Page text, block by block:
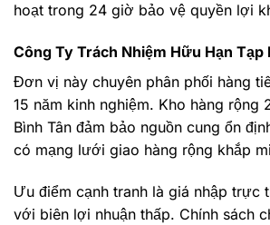
hoạt trong 24 giờ bảo vệ quyền lợi
Công Ty Trách Nhiệm Hữu Hạn Tạp
Đơn vị này chuyên phân phối hàng
15 năm kinh nghiệm. Kho hàng rộng
Bình Tân đảm bảo nguồn cung ổn
có mạng lưới giao hàng rộng khắp
Ưu điểm cạnh tranh là giá nhập trực
với biên lợi nhuận thấp. Chính sách